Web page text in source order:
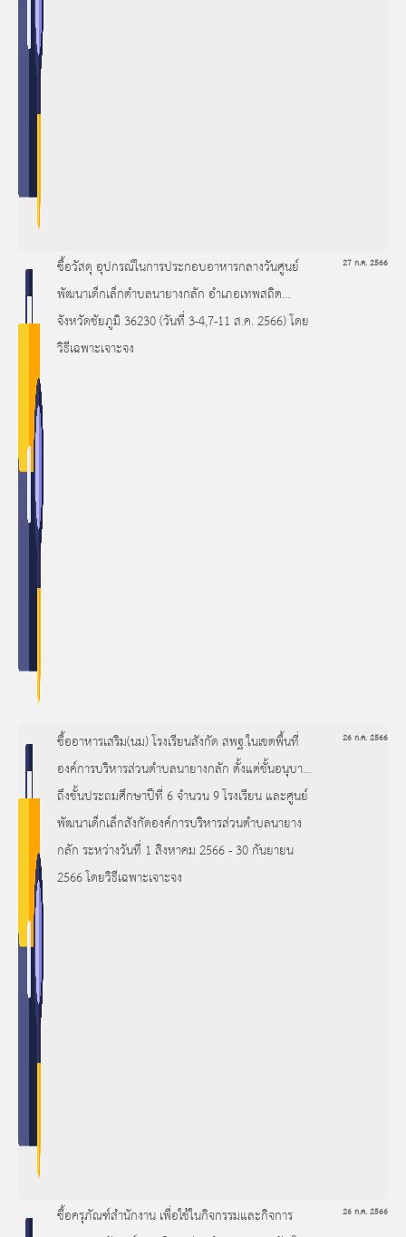
ซื้อวัสดุ อุปกรณ์ในการประกอบอาหารกลางวันศูนย์
พัฒนาเด็กเล็กตำบลนายางกลัก อำเภอเทพสถิต
จังหวัดชัยภูมิ 36230 (วันที่ 3-4,7-11 ส.ค. 2566) โดย
วิธีเฉพาะเจาะจง
27 ก.ค. 2566
ซื้ออาหารเสริม(นม) โรงเรียนสังกัด สพฐ.ในเขตพื้นที่
องค์การบริหารส่วนตำบลนายางกลัก ตั้งแต่ชั้นอนุบาล
ถึงชั้นประถมศึกษาปีที่ 6 จำนวน 9 โรงเรียน และศูนย์
พัฒนาเด็กเล็กสังกัดองค์การบริหารส่วนตำบลนายาง
กลัก ระหว่างวันที่ 1 สิงหาคม 2566 - 30 กันยายน
2566 โดยวิธีเฉพาะเจาะจง
26 ก.ค. 2566
ซื้อครุภัณฑ์สำนักงาน เพื่อใช้ในกิจกรรมและกิจการ
26 ก.ค. 2566